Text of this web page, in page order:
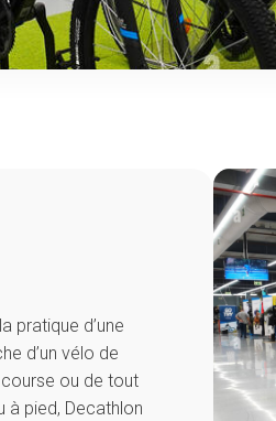
pratique d’une
d’un vélo de
ou de tout
à pied, Decathlon